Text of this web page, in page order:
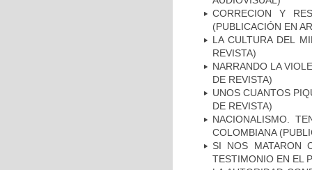
CORRECION Y
(PUBLICACIÓN EN
LA CULTURA DEL
REVISTA)
NARRANDO LA
DE REVISTA)
UNOS CUANTOS
DE REVISTA)
NACIONALISMO.
COLOMBIANA
SI NOS MATARON
TESTIMONIO EN EL